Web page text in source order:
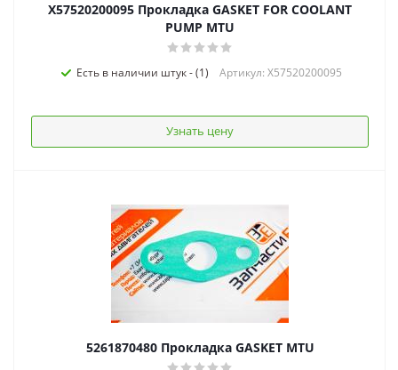
X57520200095 Прокладка GASKET FOR COOLANT
PUMP MTU
Есть в наличии штук - (1) Артикул: X57520200095
Узнать цену
5261870480 Прокладка GASKET MTU